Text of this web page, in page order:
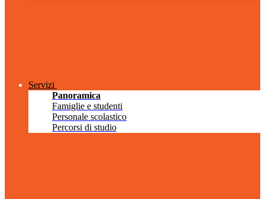
Servizi
Panoramica
Famiglie e studenti
Personale scolastico
Percorsi di studio